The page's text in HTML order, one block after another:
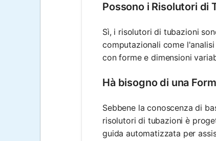
Possono i Risolutori di
Sì, i risolutori di tubazioni
computazionali come
con forme e dimensioni
Hà bisogno di una
Sebbene la conoscenza di
risolutori di tubazioni è
guida automatizzata per